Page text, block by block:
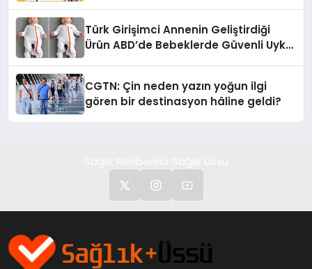
Türk Girişimci Annenin Geliştirdiği
Ürün ABD’de Bebeklerde Güvenli Uyku
CGTN: Çin neden yazın yoğun ilgi
gören bir destinasyon hâline geldi?